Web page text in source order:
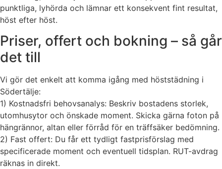
punktliga, lyhörda och lämnar ett konsekvent fint resultat,
höst efter höst.
Priser, offert och bokning – så går
det till
Vi gör det enkelt att komma igång med höststädning i
Södertälje:
1) Kostnadsfri behovsanalys: Beskriv bostadens storlek,
utomhusytor och önskade moment. Skicka gärna foton på
hängrännor, altan eller förråd för en träffsäker bedömning.
2) Fast offert: Du får ett tydligt fastprisförslag med
specificerade moment och eventuell tidsplan. RUT-avdrag
räknas in direkt.